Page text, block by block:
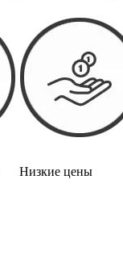
Низкие цены